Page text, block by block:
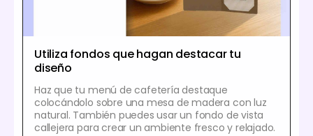
Utiliza fondos que hagan destacar tu
diseño
Haz que tu menú de cafetería destaque
colocándolo sobre una mesa de madera con luz
natural. También puedes usar un fondo de vista
callejera para crear un ambiente fresco y relajado.